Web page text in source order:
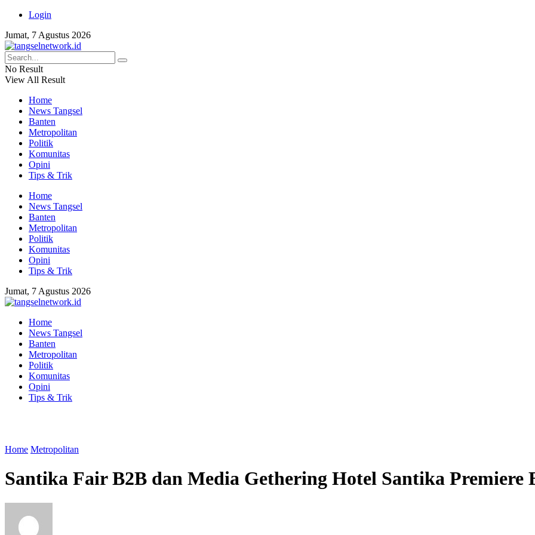
Login
Jumat, 7 Agustus 2026
No Result
View All Result
Home
News Tangsel
Banten
Metropolitan
Politik
Komunitas
Opini
Tips & Trik
Home
News Tangsel
Banten
Metropolitan
Politik
Komunitas
Opini
Tips & Trik
Jumat, 7 Agustus 2026
Home
News Tangsel
Banten
Metropolitan
Politik
Komunitas
Opini
Tips & Trik
Home Metropolitan
Santika Fair B2B dan Media Gethering Hotel Santika Premiere